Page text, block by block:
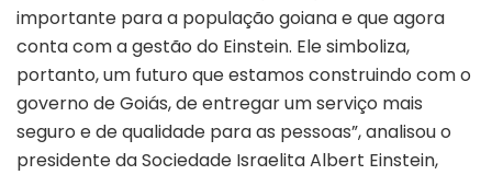
importante para a população goiana e que agora
conta com a gestão do Einstein. Ele simboliza,
portanto, um futuro que estamos construindo com o
governo de Goiás, de entregar um serviço mais
seguro e de qualidade para as pessoas”, analisou o
presidente da Sociedade Israelita Albert Einstein,